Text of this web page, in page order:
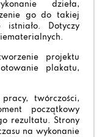
dzieła,
go do takiej
Dotyczy
projektu
plakatu,
twórczości,
początkowy
rezultatu. Strony
na wykonanie